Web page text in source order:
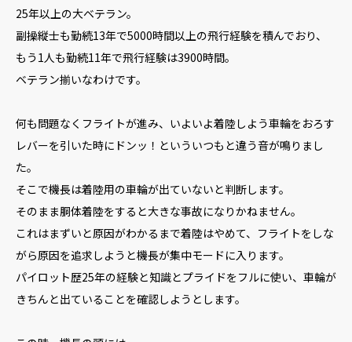
25年以上の大ベテラン。
副操縦士も勤続13年で5000時間以上の飛行経験を積んでおり、
もう1人も勤続11年で飛行経験は3900時間。
ベテラン揃いなわけです。
何も問題なくフライトが進み、いよいよ着陸しよう車輪をおろす
レバーを引いた時にドンッ！といういつもと違う音が鳴りまし
た。
そこで機長は着陸用の車輪が出ていないと判断します。
そのまま胴体着陸をすると大きな事故になりかねません。
これはまずいと原因がわかるまで着陸はやめて、フライトをしな
がら原因を追求しようと機長が集中モードに入ります。
パイロット歴25年の経験と知識とプライドをフルに使い、車輪が
きちんと出ていることを確認しようとします。